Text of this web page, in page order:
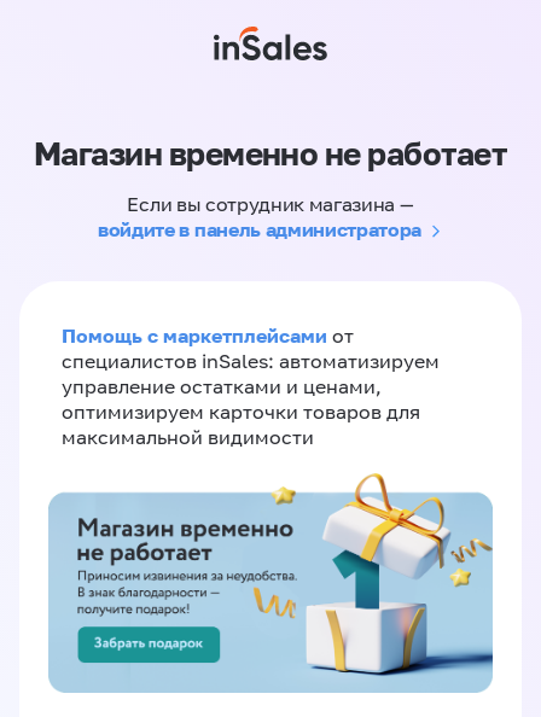
Магазин временно не работает
Если вы сотрудник магазина —
войдите в панель администратора
Помощь с маркетплейсами от
специалистов inSales: автоматизируем
управление остатками и ценами,
оптимизируем карточки товаров для
максимальной видимости